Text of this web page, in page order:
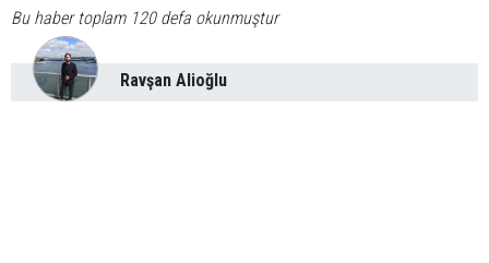
Bu haber toplam 120 defa okunmuştur
Ravşan Alioğlu